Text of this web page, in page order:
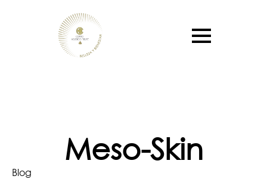
Meso-Skin
Blog